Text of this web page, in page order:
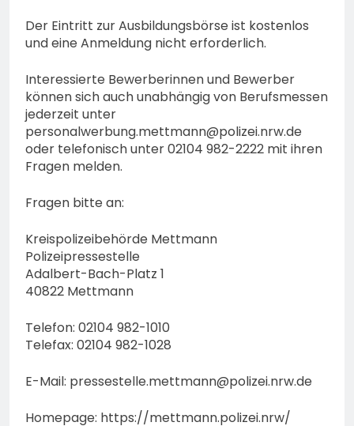
Der Eintritt zur Ausbildungsbörse ist kostenlos
und eine Anmeldung nicht erforderlich.
Interessierte Bewerberinnen und Bewerber
können sich auch unabhängig von Berufsmessen
jederzeit unter
personalwerbung.mettmann@polizei.nrw.de
oder telefonisch unter 02104 982-2222 mit ihren
Fragen melden.
Fragen bitte an:
Kreispolizeibehörde Mettmann
Polizeipressestelle
Adalbert-Bach-Platz 1
40822 Mettmann
Telefon: 02104 982-1010
Telefax: 02104 982-1028
E-Mail: pressestelle.mettmann@polizei.nrw.de
Homepage: https://mettmann.polizei.nrw/